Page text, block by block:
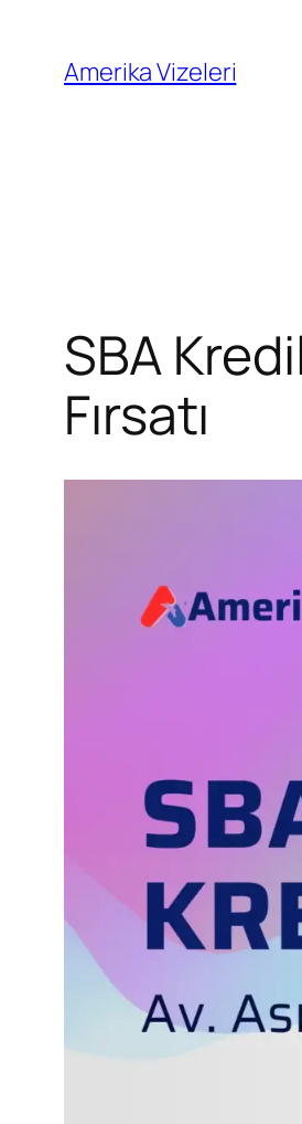
Amerika Vizeleri
SBA
Fırsatı